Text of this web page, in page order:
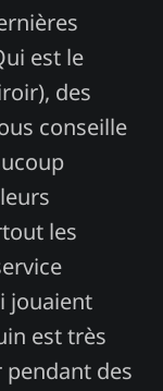
est le
des
conseille
les
jouaient
est très
pendant des